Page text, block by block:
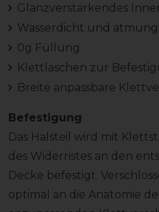
Glanzverstärkendes
Wasserdicht und
0g Füllung
Klettlaschen zur
Breite anpassbare
Befestigung
Das Halsteil wird mit
des Widerristes an den
Decke befestigt.
optimal an die Anatomie